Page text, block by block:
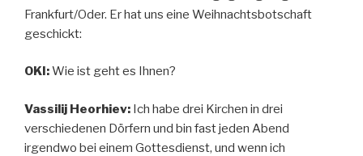
Frankfurt/Oder. Er hat uns eine Weihnachtsbotschaft
geschickt:
OKI:Wie ist geht es Ihnen?
Vassilij Heorhiev: Ich habe drei Kirchen in drei
verschiedenen Dörfern und bin fast jeden Abend
irgendwo bei einem Gottesdienst, und wenn ich